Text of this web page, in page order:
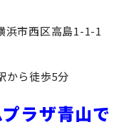
浜市西区高島1-1-1
から徒歩5分
ラザ青山で